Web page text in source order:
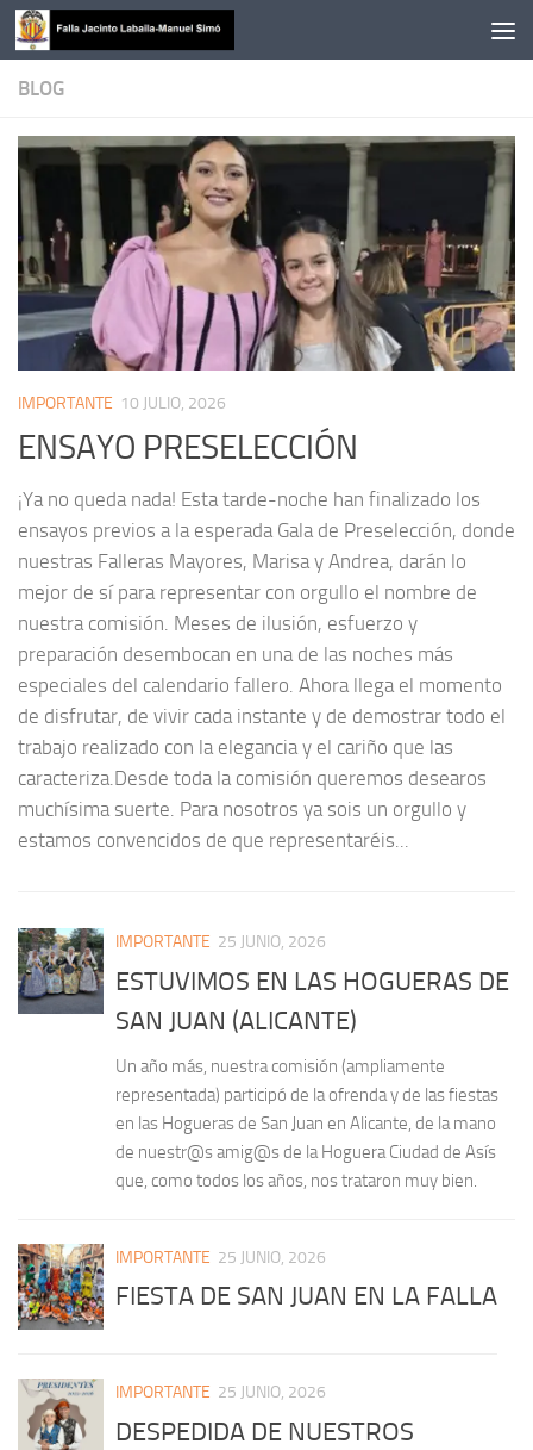
Saltar al contenido
BLOG
IMPORTANTE 10 JULIO, 2026
ENSAYO PRESELECCIÓN
¡Ya no queda nada! Esta tarde-noche han finalizado los
ensayos previos a la esperada Gala de Preselección, donde
nuestras Falleras Mayores, Marisa y Andrea, darán lo
mejor de sí para representar con orgullo el nombre de
nuestra comisión. Meses de ilusión, esfuerzo y
preparación desembocan en una de las noches más
especiales del calendario fallero. Ahora llega el momento
de disfrutar, de vivir cada instante y de demostrar todo el
trabajo realizado con la elegancia y el cariño que las
caracteriza.Desde toda la comisión queremos desearos
muchísima suerte. Para nosotros ya sois un orgullo y
estamos convencidos de que representaréis...
IMPORTANTE 25 JUNIO, 2026
ESTUVIMOS EN LAS HOGUERAS DE
SAN JUAN (ALICANTE)
Un año más, nuestra comisión (ampliamente
representada) participó de la ofrenda y de las fiestas
en las Hogueras de San Juan en Alicante, de la mano
de nuestr@s amig@s de la Hoguera Ciudad de Asís
que, como todos los años, nos trataron muy bien.
IMPORTANTE 25 JUNIO, 2026
FIESTA DE SAN JUAN EN LA FALLA
IMPORTANTE 25 JUNIO, 2026
DESPEDIDA DE NUESTROS